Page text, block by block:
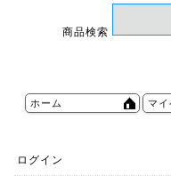
商品検索
ホーム マイ
ログイン